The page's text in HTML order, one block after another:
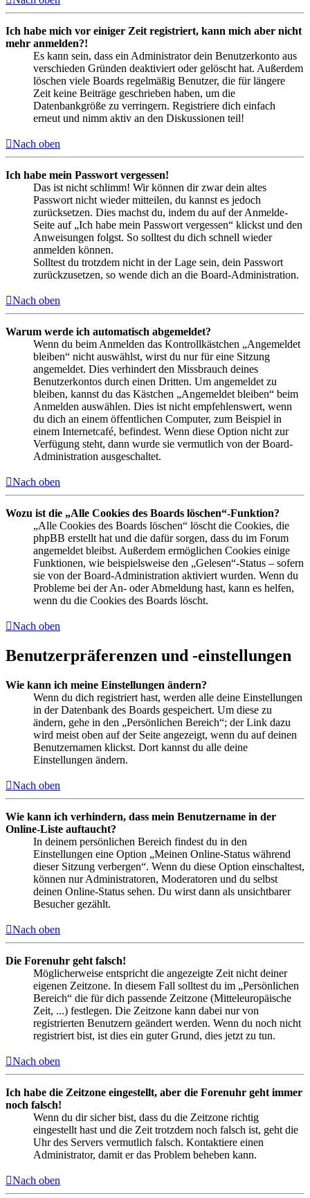
Ich habe mich vor einiger Zeit registriert, kann mich aber nicht
mehr anmelden?!
Es kann sein, dass ein Administrator dein Benutzerkonto aus
verschieden Gründen deaktiviert oder gelöscht hat. Außerdem
löschen viele Boards regelmäßig Benutzer, die für längere
Zeit keine Beiträge geschrieben haben, um die
Datenbankgröße zu verringern. Registriere dich einfach
erneut und nimm aktiv an den Diskussionen teil!
Nach oben
Ich habe mein Passwort vergessen!
Das ist nicht schlimm! Wir können dir zwar dein altes
Passwort nicht wieder mitteilen, du kannst es jedoch
zurücksetzen. Dies machst du, indem du auf der Anmelde-
Seite auf „Ich habe mein Passwort vergessen“ klickst und den
Anweisungen folgst. So solltest du dich schnell wieder
anmelden können.
Solltest du trotzdem nicht in der Lage sein, dein Passwort
zurückzusetzen, so wende dich an die Board-Administration.
Nach oben
Warum werde ich automatisch abgemeldet?
Wenn du beim Anmelden das Kontrollkästchen „Angemeldet
bleiben“ nicht auswählst, wirst du nur für eine Sitzung
angemeldet. Dies verhindert den Missbrauch deines
Benutzerkontos durch einen Dritten. Um angemeldet zu
bleiben, kannst du das Kästchen „Angemeldet bleiben“ beim
Anmelden auswählen. Dies ist nicht empfehlenswert, wenn
du dich an einem öffentlichen Computer, zum Beispiel in
einem Internetcafé, befindest. Wenn diese Option nicht zur
Verfügung steht, dann wurde sie vermutlich von der Board-
Administration ausgeschaltet.
Nach oben
Wozu ist die „Alle Cookies des Boards löschen“-Funktion?
„Alle Cookies des Boards löschen“ löscht die Cookies, die
phpBB erstellt hat und die dafür sorgen, dass du im Forum
angemeldet bleibst. Außerdem ermöglichen Cookies einige
Funktionen, wie beispielsweise den „Gelesen“-Status – sofern
sie von der Board-Administration aktiviert wurden. Wenn du
Probleme bei der An- oder Abmeldung hast, kann es helfen,
wenn du die Cookies des Boards löscht.
Nach oben
Benutzerpräferenzen und -einstellungen
Wie kann ich meine Einstellungen ändern?
Wenn du dich registriert hast, werden alle deine Einstellungen
in der Datenbank des Boards gespeichert. Um diese zu
ändern, gehe in den „Persönlichen Bereich“; der Link dazu
wird meist oben auf der Seite angezeigt, wenn du auf deinen
Benutzernamen klickst. Dort kannst du alle deine
Einstellungen ändern.
Nach oben
Wie kann ich verhindern, dass mein Benutzername in der
Online-Liste auftaucht?
In deinem persönlichen Bereich findest du in den
Einstellungen eine Option „Meinen Online-Status während
dieser Sitzung verbergen“. Wenn du diese Option einschaltest,
können nur Administratoren, Moderatoren und du selbst
deinen Online-Status sehen. Du wirst dann als unsichtbarer
Besucher gezählt.
Nach oben
Die Forenuhr geht falsch!
Möglicherweise entspricht die angezeigte Zeit nicht deiner
eigenen Zeitzone. In diesem Fall solltest du im „Persönlichen
Bereich“ die für dich passende Zeitzone (Mitteleuropäische
Zeit, ...) festlegen. Die Zeitzone kann dabei nur von
registrierten Benutzern geändert werden. Wenn du noch nicht
registriert bist, ist dies ein guter Grund, dies jetzt zu tun.
Nach oben
Ich habe die Zeitzone eingestellt, aber die Forenuhr geht immer
noch falsch!
Wenn du dir sicher bist, dass du die Zeitzone richtig
eingestellt hast und die Zeit trotzdem noch falsch ist, geht die
Uhr des Servers vermutlich falsch. Kontaktiere einen
Administrator, damit er das Problem beheben kann.
Nach oben